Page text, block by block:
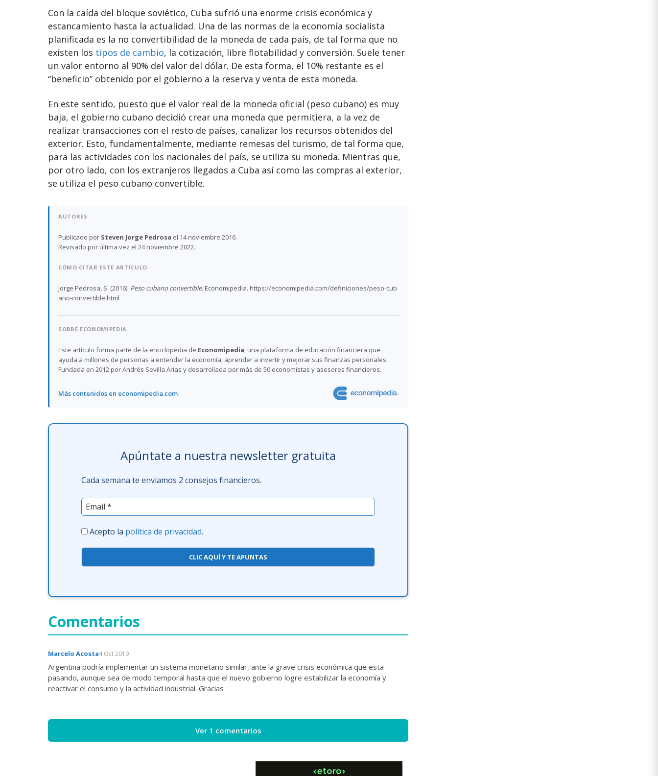
Con la caída del bloque soviético, Cuba sufrió una enorme crisis económica y
estancamiento hasta la actualidad. Una de las normas de la economía socialista
planificada es la no convertibilidad de la moneda de cada país, de tal forma que no
existen los tipos de cambio, la cotización, libre flotabilidad y conversión. Suele tener
un valor entorno al 90% del valor del dólar. De esta forma, el 10% restante es el
“beneficio” obtenido por el gobierno a la reserva y venta de esta moneda.
En este sentido, puesto que el valor real de la moneda oficial (peso cubano) es muy
baja, el gobierno cubano decidió crear una moneda que permitiera, a la vez de
realizar transacciones con el resto de países, canalizar los recursos obtenidos del
exterior. Esto, fundamentalmente, mediante remesas del turismo, de tal forma que,
para las actividades con los nacionales del país, se utiliza su moneda. Mientras que,
por otro lado, con los extranjeros llegados a Cuba así como las compras al exterior,
se utiliza el peso cubano convertible.
AUTORES
Publicado por Steven Jorge Pedrosa el 14 noviembre 2016.
Revisado por última vez el 24 noviembre 2022.
CÓMO CITAR ESTE ARTÍCULO
Jorge Pedrosa, S. (2016). Peso cubano convertible. Economipedia. https://economipedia.com/definiciones/peso-cub
ano-convertible.html
SOBRE ECONOMIPEDIA
Este artículo forma parte de la enciclopedia de Economipedia, una plataforma de educación financiera que
ayuda a millones de personas a entender la economía, aprender a invertir y mejorar sus finanzas personales.
Fundada en 2012 por Andrés Sevilla Arias y desarrollada por más de 50 economistas y asesores financieros.
Más contenidos en economipedia.com
Apúntate a nuestra newsletter gratuita
Cada semana te enviamos 2 consejos financieros.
Acepto la política de privacidad.
CLIC AQUÍ Y TE APUNTAS
Comentarios
Marcelo Acosta4 Oct 2019
Argentina podría implementar un sistema monetario similar, ante la grave crisis económica que esta
pasando, aunque sea de modo temporal hasta que el nuevo gobierno logre estabilizar la economía y
reactivar el consumo y la actividad industrial. Gracias
Ver 1 comentarios